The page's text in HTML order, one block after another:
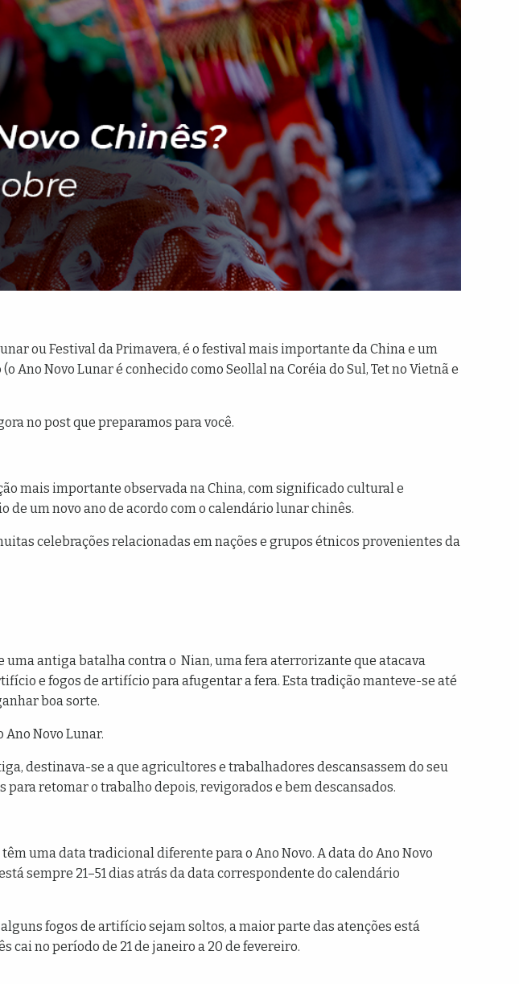
ou Festival da Primavera, é o festival mais importante da China e um
Ano Novo Lunar é conhecido como Seollal na Coréia do Sul, Tet no Vietnã e
no post que preparamos para você.
mais importante observada na China, com significado cultural e
um novo ano de acordo com o calendário lunar chinês.
celebrações relacionadas em nações e grupos étnicos provenientes da
antiga batalha contra o Nian, uma fera aterrorizante que atacava
e fogos de artifício para afugentar a fera. Esta tradição manteve-se até
boa sorte.
Novo Lunar.
destinava-se a que agricultores e trabalhadores descansassem do seu
retomar o trabalho depois, revigorados e bem descansados.
uma data tradicional diferente para o Ano Novo. A data do Ano Novo
sempre 21–51 dias atrás da data correspondente do calendário
fogos de artifício sejam soltos, a maior parte das atenções está
cai no período de 21 de janeiro a 20 de fevereiro.